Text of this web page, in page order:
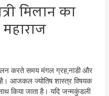
मिलान का
करते समय मंगल ग्रह,नाडी और
है। आजकल ज्योतिष शास्त्र विषयक
किया जाता है। यदि जन्मकुंडली